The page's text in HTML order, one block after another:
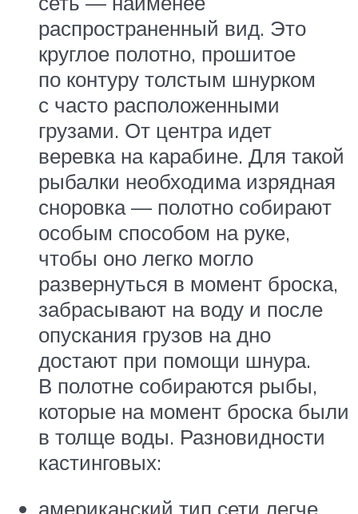
распространенный вид. Это
круглое полотно, прошитое
по контуру толстым шнурком
с часто расположенными
грузами. От центра идет
веревка на карабине. Для такой
рыбалки необходима изрядная
сноровка — полотно собирают
особым способом на руке,
чтобы оно легко могло
развернуться в момент броска,
забрасывают на воду и после
опускания грузов на дно
достают при помощи шнура.
В полотне собираются рыбы,
которые на момент броска были
в толще воды. Разновидности
кастинговых:
американский тип сети легче